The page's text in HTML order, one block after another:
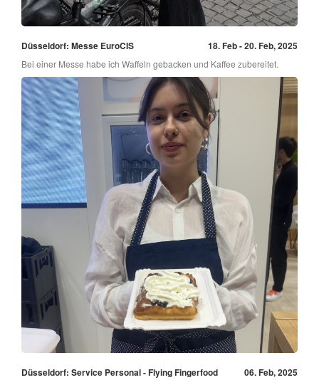
Düsseldorf: Messe EuroCIS 18. Feb - 20. Feb, 2025
Bei einer Messe habe ich Waffeln gebacken und Kaffee zubereitet.
Düsseldorf: Service Personal - Flying Fingerfood 06. Feb, 2025